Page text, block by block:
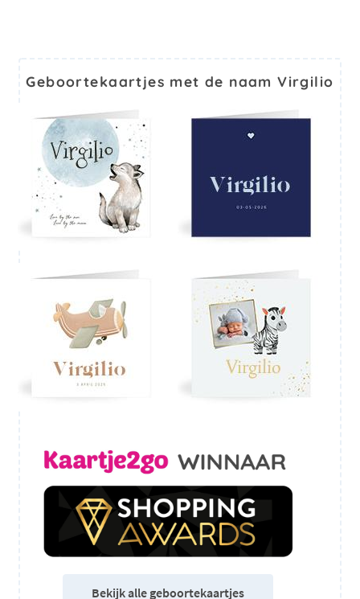
Geboortekaartjes met de naam Virgilio
Bekijk alle geboortekaartjes